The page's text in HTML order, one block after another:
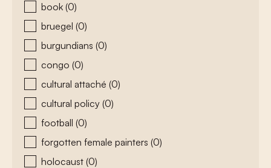
book (0)
bruegel (0)
burgundians (0)
congo (0)
cultural attaché (0)
cultural policy (0)
football (0)
forgotten female painters (0)
holocaust (0)